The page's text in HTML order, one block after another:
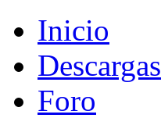
Inicio
Descargas
Foro